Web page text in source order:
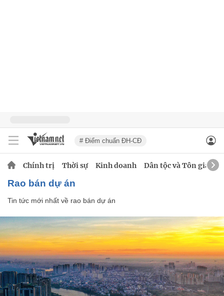
# Điểm chuẩn ĐH-CĐ
Chính trị Thời sự Kinh doanh Dân tộc và Tôn giáo
rao bán dự án
Tin tức mới nhất về rao bán dự án